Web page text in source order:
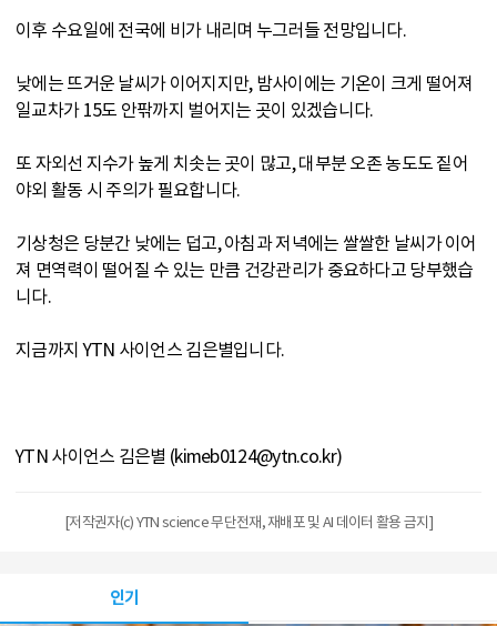
이후 수요일에 전국에 비가 내리며 누그러들 전망입니다.
낮에는 뜨거운 날씨가 이어지지만, 밤사이에는 기온이 크게 떨어져
일교차가 15도 안팎까지 벌어지는 곳이 있겠습니다.
또 자외선 지수가 높게 치솟는 곳이 많고, 대부분 오존 농도도 짙어
야외 활동 시 주의가 필요합니다.
기상청은 당분간 낮에는 덥고, 아침과 저녁에는 쌀쌀한 날씨가 이어
져 면역력이 떨어질 수 있는 만큼 건강관리가 중요하다고 당부했습
니다.
지금까지 YTN 사이언스 김은별입니다.
YTN 사이언스 김은별 (kimeb0124@ytn.co.kr)
[저작권자(c) YTN science 무단전재, 재배포 및 AI 데이터 활용 금지]
인기